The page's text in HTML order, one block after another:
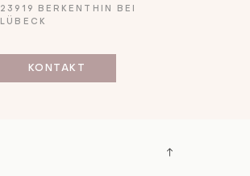
23919 BERKENTHIN BEI
LÜBECK
KONTAKT